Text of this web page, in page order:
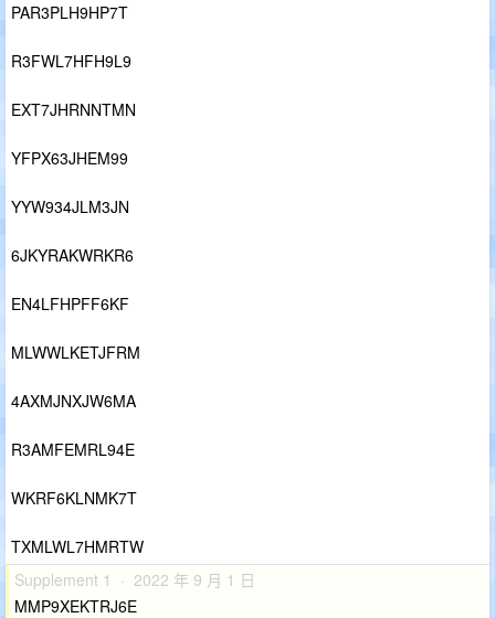
PAR3PLH9HP7T
R3FWL7HFH9L9
EXT7JHRNNTMN
YFPX63JHEM99
YYW934JLM3JN
6JKYRAKWRKR6
EN4LFHPFF6KF
MLWWLKETJFRM
4AXMJNXJW6MA
R3AMFEMRL94E
WKRF6KLNMK7T
TXMLWL7HMRTW
Supplement 1 · 2022 年 9 月 1 日
MMP9XEKTRJ6E